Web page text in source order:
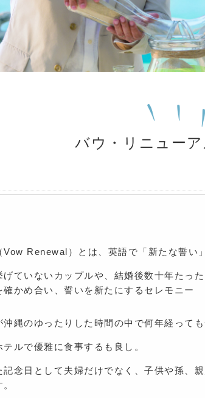
バウ・リニューア
Renewal）とは、英語で「新たな誓い
ていないカップルや、結婚後数十年たっ
かめ合い、誓いを新たにするセレモニー
縄のゆったりした時間の中で何年経って
ルで優雅に食事するも良し。
記念日として夫婦だけでなく、子供や孫、